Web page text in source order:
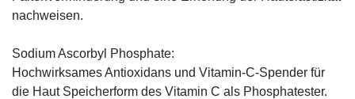
nachweisen.
Sodium Ascorbyl Phosphate:
Hochwirksames Antioxidans und Vitamin-C-Spender für
die Haut Speicherform des Vitamin C als Phosphatester.